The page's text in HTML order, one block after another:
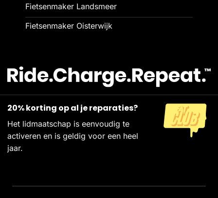
Fietsenmaker Landsmeer
Fietsenmaker Oisterwijk
20% korting op al je reparaties?
Het lidmaatschap is eenvoudig te
activeren en is geldig voor een heel
jaar.